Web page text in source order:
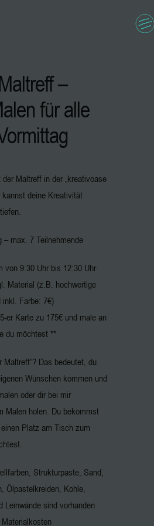
–
für alle
Maltreff in der „kreativoase
kannst deine Kreativität
– max. 7 Teilnehmende
von 9:30 Uhr bis 12:30 Uhr
Material (z.B. hochwertige
inkl. Farbe: 7€)
er Karte zu 175€ und male an
du möchtest **
Maltreff“? Das bedeutet, du
Wünschen kommen und
oder dir bei mir
Malen holen. Du bekommst
Platz am Tisch zum
Strukturpaste, Sand,
Ölpastelkreiden, Kohle,
Leinwände sind vorhanden